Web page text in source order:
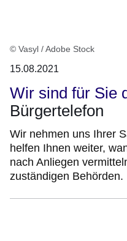
© Vasyl / Adobe Stock
15.08.2021
Wir sind für Sie
Bürgertelefon
Wir nehmen uns Ihrer
helfen Ihnen weiter,
nach Anliegen
zuständigen Behörden.